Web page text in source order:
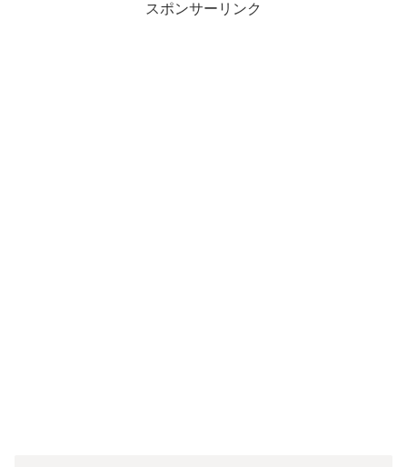
スポンサーリンク